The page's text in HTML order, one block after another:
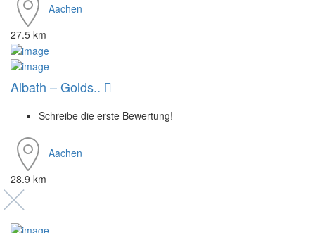
Aachen
27.5 km
Albath – Golds..
Schreibe die erste Bewertung!
Aachen
28.9 km